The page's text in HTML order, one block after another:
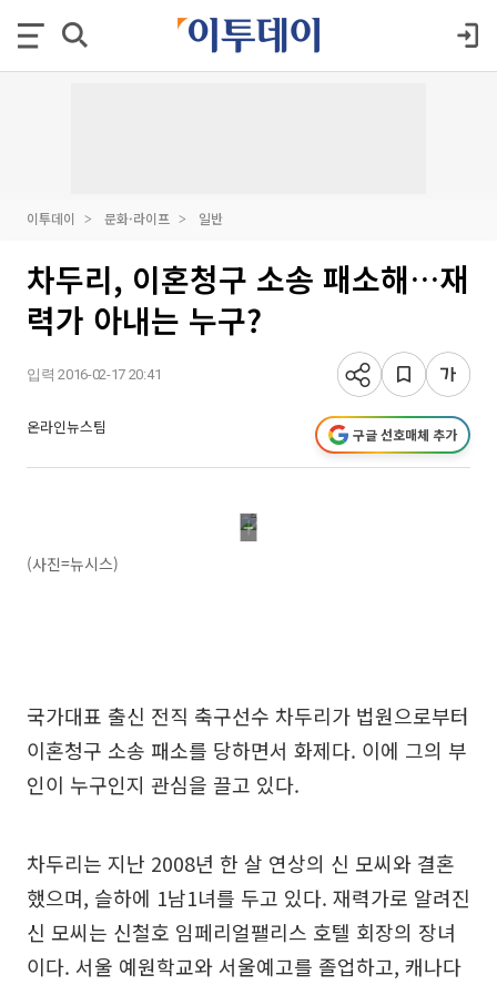
이투데이 문화·라이프 일반
차두리, 이혼청구 소송 패소해…재
력가 아내는 누구?
입력 2016-02-17 20:41
온라인뉴스팀 구글 선호매체 추가
(사진=뉴시스)
국가대표 출신 전직 축구선수 차두리가 법원으로부터
이혼청구 소송 패소를 당하면서 화제다. 이에 그의 부
인이 누구인지 관심을 끌고 있다.
차두리는 지난 2008년 한 살 연상의 신 모씨와 결혼
했으며, 슬하에 1남1녀를 두고 있다. 재력가로 알려진
신 모씨는 신철호 임페리얼팰리스 호텔 회장의 장녀
이다. 서울 예원학교와 서울예고를 졸업하고, 캐나다